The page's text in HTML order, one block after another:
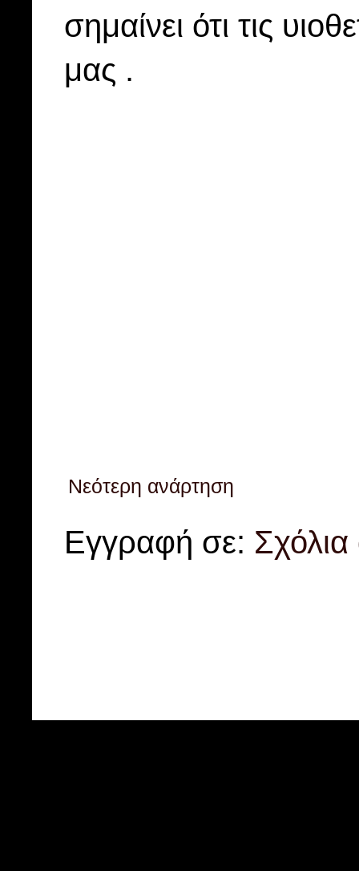
σημαίνει ότι τις
μας .
Νεότερη ανάρτηση
Εγγραφή σε: